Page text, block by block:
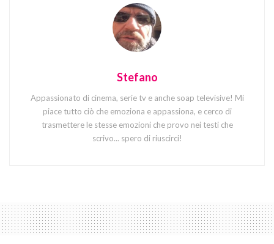
Stefano
Appassionato di cinema, serie tv e anche soap televisive! Mi
piace tutto ciò che emoziona e appassiona, e cerco di
trasmettere le stesse emozioni che provo nei testi che
scrivo... spero di riuscirci!